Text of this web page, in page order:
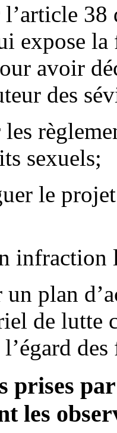
expose la
avoir
des
sexuels;
le
un plan
de lutte
des
prises
les